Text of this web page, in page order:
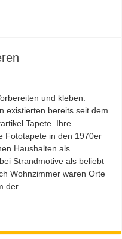
und kleben.
existierten bereits seit dem
Tapete. Ihre
Fototapete in den 1970er
Haushalten als
Strandmotive als beliebt
Wohnzimmer waren Orte
der …